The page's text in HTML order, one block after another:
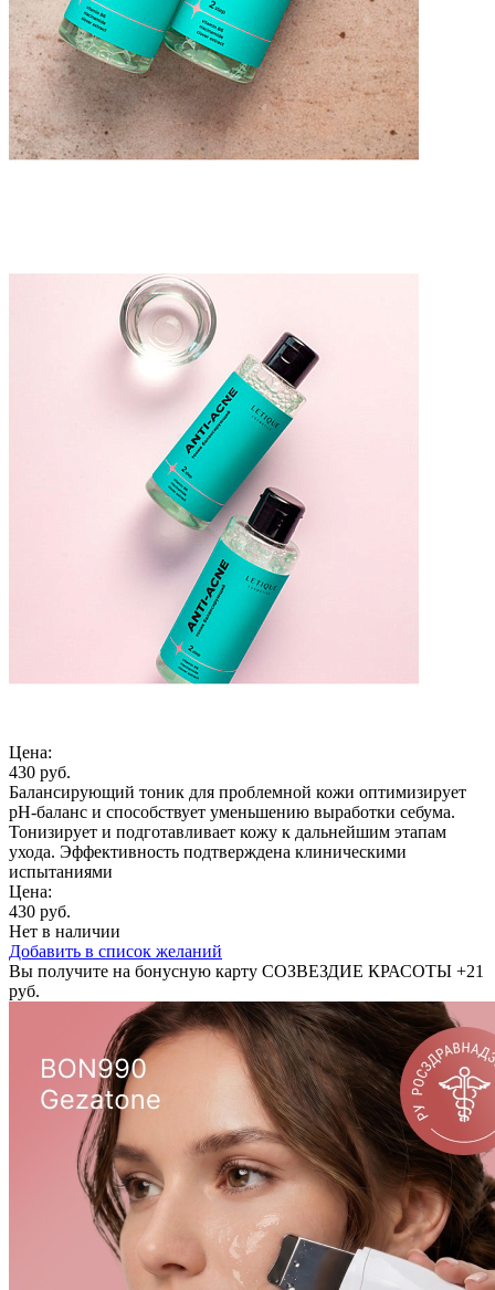
Цена:
430 руб.
Балансирующий тоник для проблемной кожи оптимизирует
pH-баланс и способствует уменьшению выработки себума.
Тонизирует и подготавливает кожу к дальнейшим этапам
ухода. Эффективность подтверждена клиническими
испытаниями
Цена:
430 руб.
Нет в наличии
Добавить в список желаний
Вы получите на бонусную карту СОЗВЕЗДИЕ КРАСОТЫ +21
руб.